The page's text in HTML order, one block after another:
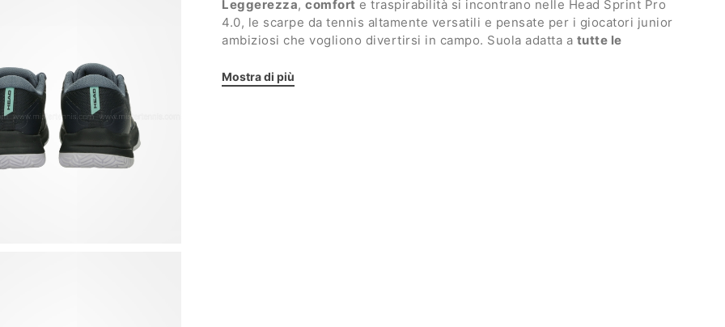
Leggerezza, comfort e traspirabilità si incontrano nelle Head Sprint Pro
4.0, le scarpe da tennis altamente versatili e pensate per i giocatori junior
ambiziosi che vogliono divertirsi in campo. Suola adatta a tutte le
Dettagli:
Mostra di più